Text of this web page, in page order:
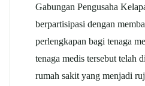
Gabungan Pengusaha
berpartisipasi dengan
perlengkapan bagi tenaga
tenaga medis tersebut telah
rumah sakit yang menjadi